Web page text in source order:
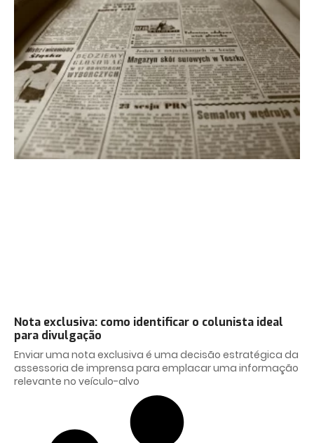
Nota exclusiva: como identificar o colunista ideal
para divulgação
Enviar uma nota exclusiva é uma decisão estratégica da
assessoria de imprensa para emplacar uma informação
relevante no veículo-alvo